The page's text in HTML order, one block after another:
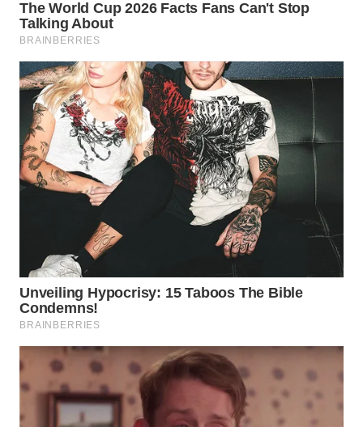
WN
PADANG
LAWAS
WN
SUMEDANG
WN
CIANJUR
WN
TANGERANG
BINJAI
WN